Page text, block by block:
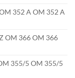
352 A OM 352 A
OM 366 OM 366
355/5 OM 355/5